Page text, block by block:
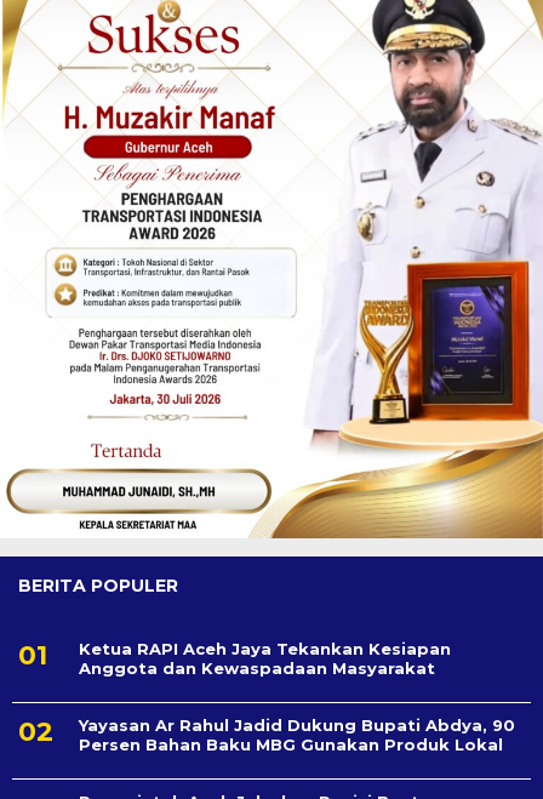
BERITA POPULER
Ketua RAPI Aceh Jaya Tekankan Kesiapan
Anggota dan Kewaspadaan Masyarakat
Yayasan Ar Rahul Jadid Dukung Bupati Abdya, 90
Persen Bahan Baku MBG Gunakan Produk Lokal